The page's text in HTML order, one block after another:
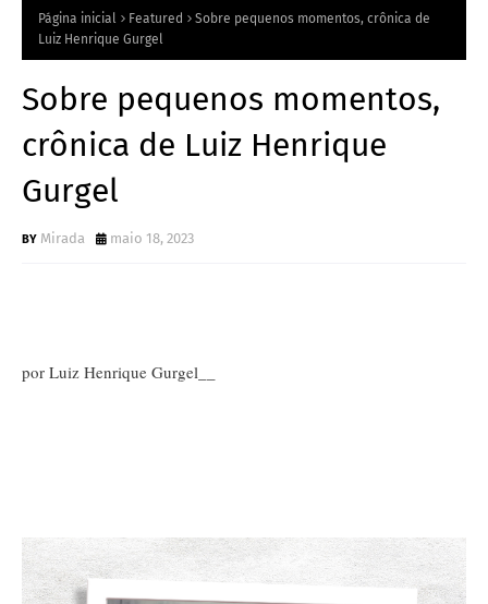
Página inicial Featured
Sobre pequenos momentos, crônica de
Luiz Henrique Gurgel
Sobre pequenos momentos,
crônica de Luiz Henrique
Gurgel
Mirada maio 18, 2023
por Luiz Henrique Gurgel__